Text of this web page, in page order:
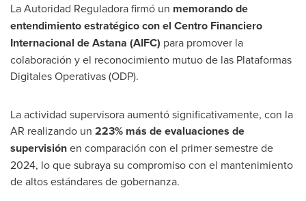
La Autoridad Reguladora firmó un memorando de
entendimiento estratégico con el Centro Financiero
Internacional de Astana (AIFC) para promover la
colaboración y el reconocimiento mutuo de las Plataformas
Digitales Operativas (ODP).
La actividad supervisora aumentó significativamente, con la
AR realizando un 223% más de evaluaciones de
supervisiónen comparación con el primer semestre de
2024, lo que subraya su compromiso con el mantenimiento
de altos estándares de gobernanza.